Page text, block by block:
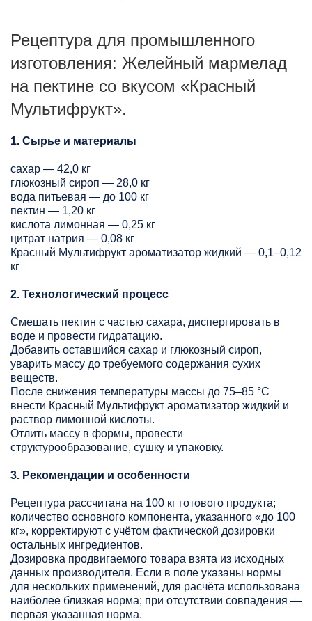
Рецептура для промышленного
изготовления: Желейный мармелад
на пектине со вкусом «Красный
Мультифрукт».
1. Сырье и материалы
сахар — 42,0 кг
глюкозный сироп — 28,0 кг
вода питьевая — до 100 кг
пектин — 1,20 кг
кислота лимонная — 0,25 кг
цитрат натрия — 0,08 кг
Красный Мультифрукт ароматизатор жидкий — 0,1–0,12
кг
2. Технологический процесс
Смешать пектин с частью сахара, диспергировать в
воде и провести гидратацию.
Добавить оставшийся сахар и глюкозный сироп,
уварить массу до требуемого содержания сухих
веществ.
После снижения температуры массы до 75–85 °C
внести Красный Мультифрукт ароматизатор жидкий и
раствор лимонной кислоты.
Отлить массу в формы, провести
структурообразование, сушку и упаковку.
3. Рекомендации и особенности
Рецептура рассчитана на 100 кг готового продукта;
количество основного компонента, указанного «до 100
кг», корректируют с учётом фактической дозировки
остальных ингредиентов.
Дозировка продвигаемого товара взята из исходных
данных производителя. Если в поле указаны нормы
для нескольких применений, для расчёта использована
наиболее близкая норма; при отсутствии совпадения —
первая указанная норма.